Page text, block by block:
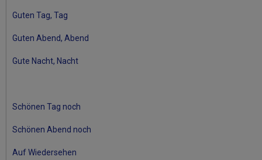
Guten Tag, Tag
Guten Abend, Abend
Gute Nacht, Nacht
Schönen Tag noch
Schönen Abend noch
Auf Wiedersehen